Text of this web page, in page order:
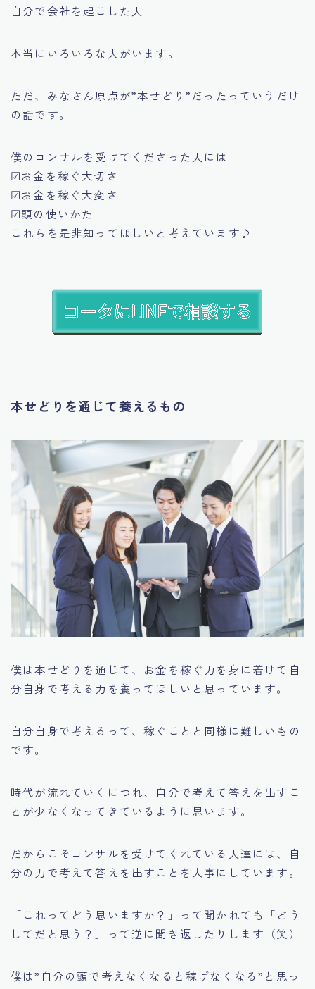
自分で会社を起こした人
本当にいろいろな人がいます。
ただ、みなさん原点が”本せどり”だったっていうだけ
の話です。
僕のコンサルを受けてくださった人には
☑お金を稼ぐ大切さ
☑お金を稼ぐ大変さ
☑頭の使いかた
これらを是非知ってほしいと考えています♪
本せどりを通じて養えるもの
僕は本せどりを通じて、お金を稼ぐ力を身に着けて自
分自身で考える力を養ってほしいと思っています。
自分自身で考えるって、稼ぐことと同様に難しいもの
です。
時代が流れていくにつれ、自分で考えて答えを出すこ
とが少なくなってきているように思います。
だからこそコンサルを受けてくれている人達には、自
分の力で考えて答えを出すことを大事にしています。
「これってどう思いますか？」 って聞かれても
「どう
してだと思う？」
って逆に聞き返したりします（笑）
僕は”自分の頭で考えなくなると稼げなくなる” と思っ